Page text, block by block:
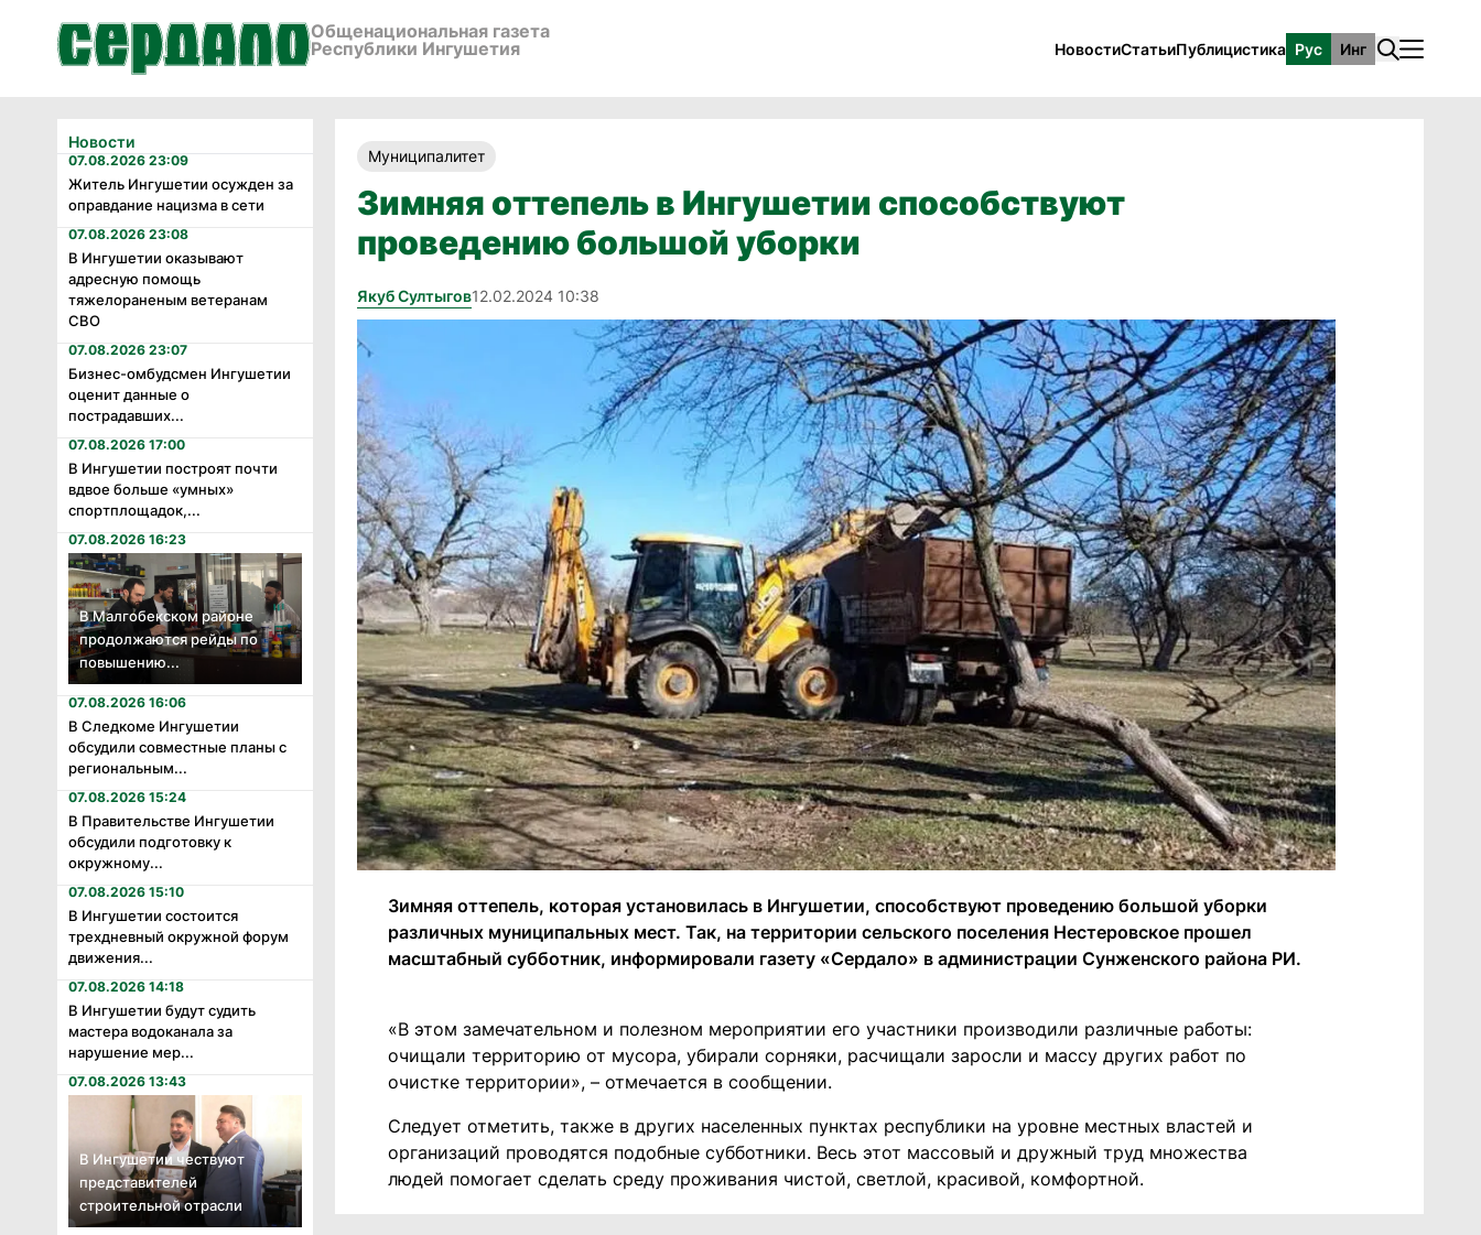
Общенациональная газета
Республики Ингушетия
НовостиСтатьиПублицистика Рус Инг
Новости
07.08.2026 23:09
Житель Ингушетии осужден за
оправдание нацизма в сети
07.08.2026 23:08
В Ингушетии оказывают
адресную помощь
тяжелораненым ветеранам
СВО
07.08.2026 23:07
Бизнес-омбудсмен Ингушетии
оценит данные о
пострадавших...
07.08.2026 17:00
В Ингушетии построят почти
вдвое больше «умных»
спортплощадок,...
07.08.2026 16:23
В Малгобекском районе
продолжаются рейды по
повышению...
07.08.2026 16:06
В Следкоме Ингушетии
обсудили совместные планы с
региональным...
07.08.2026 15:24
В Правительстве Ингушетии
обсудили подготовку к
окружному...
07.08.2026 15:10
В Ингушетии состоится
трехдневный окружной форум
движения...
07.08.2026 14:18
В Ингушетии будут судить
мастера водоканала за
нарушение мер...
07.08.2026 13:43
В Ингушетии чествуют
представителей
строительной отрасли
Муниципалитет
Зимняя оттепель в Ингушетии способствуют
проведению большой уборки
Якуб Султыгов12.02.2024 10:38
Зимняя оттепель, которая установилась в Ингушетии, способствуют проведению большой уборки
различных муниципальных мест. Так, на территории сельского поселения Нестеровское прошел
масштабный субботник, информировали газету «Сердало» в администрации Сунженского района РИ.
«В этом замечательном и полезном мероприятии его участники производили различные работы:
очищали территорию от мусора, убирали сорняки, расчищали заросли и массу других работ по
очистке территории», – отмечается в сообщении.
Следует отметить, также в других населенных пунктах республики на уровне местных властей и
организаций проводятся подобные субботники. Весь этот массовый и дружный труд множества
людей помогает сделать среду проживания чистой, светлой, красивой, комфортной.